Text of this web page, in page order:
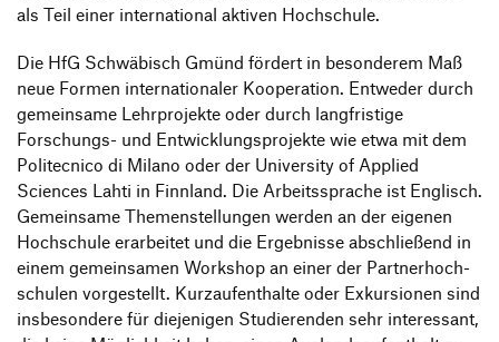
als Teil einer inter­na­tional aktiven Hochschule.
Die HfG Schwä­bisch Gmünd fördert in beson­derem Maß
neue Formen inter­na­tio­naler Koope­ra­tion. Entweder durch
gemein­same Lehr­pro­jekte oder durch lang­fris­tige
Forschungs- und Entwick­lungs­pro­jekte wie etwa mit dem
Poli­tec­nico di Milano oder der Univer­sity of Applied
Sciences Lahti in Finn­land. Die Arbeits­sprache ist Englisch.
Gemein­same Themen­stel­lungen werden an der eigenen
Hoch­schule erar­beitet und die Ergeb­nisse abschlie­ßend in
einem gemein­samen Work­shop an einer der Part­ner­hoch­
schulen vorge­stellt. Kurz­auf­ent­halte oder Exkur­sionen sind
insbe­son­dere für dieje­nigen Studie­renden sehr inter­es­sant,